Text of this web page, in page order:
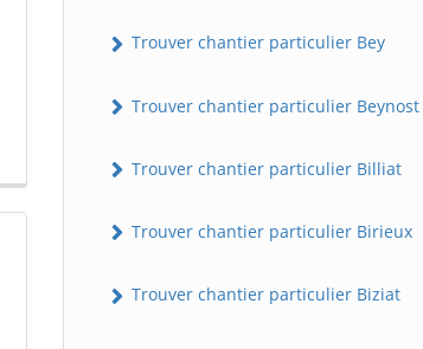
Trouver chantier particulier Bey
Trouver chantier particulier Beynost
Trouver chantier particulier Billiat
Trouver chantier particulier Birieux
Trouver chantier particulier Biziat